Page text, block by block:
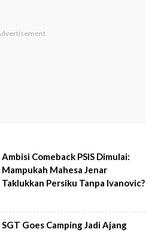
Ambisi Comeback PSIS Dimulai:
Mampukah Mahesa Jenar
Taklukkan Persiku Tanpa Ivanovic?
SGT Goes Camping Jadi Ajang